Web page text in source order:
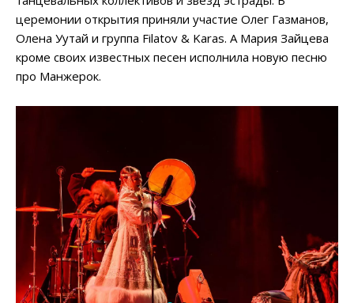
церемонии открытия приняли участие Олег Газманов,
Олена Уутай и группа Filatov & Karas. А Мария Зайцева
кроме своих известных песен исполнила новую песню
про Манжерок.